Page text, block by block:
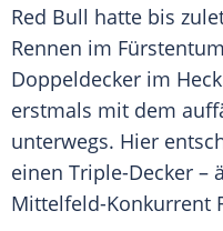
Red Bull hatte bis
Rennen im Fürstentum
Doppeldecker im
erstmals mit dem
unterwegs. Hier
einen Triple-Decker –
Mittelfeld-Konkurrent